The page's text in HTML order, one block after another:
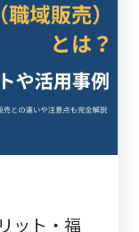
ット・福